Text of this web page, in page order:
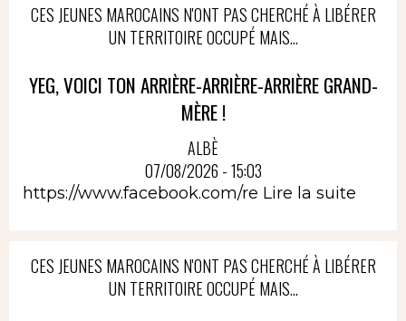
CES JEUNES MAROCAINS N'ONT PAS CHERCHÉ À LIBÉRER
UN TERRITOIRE OCCUPÉ MAIS...
YEG, VOICI TON ARRIÈRE-ARRIÈRE-ARRIÈRE GRAND-
MÈRE !
ALBÈ
07/08/2026 - 15:03
https://www.facebook.com/re Lire la suite
CES JEUNES MAROCAINS N'ONT PAS CHERCHÉ À LIBÉRER
UN TERRITOIRE OCCUPÉ MAIS...